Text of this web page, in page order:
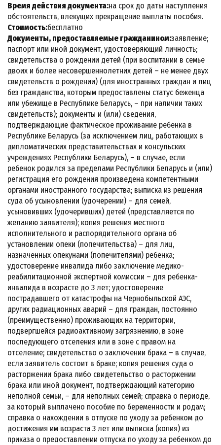
Время действия документа:на срок до даты наступления
обстоятельств, влекущих прекращение выплаты пособия.
Стоимость:бесплатно
Документы, предоставляемые гражданином:заявление;
паспорт или иной документ, удостоверяющий личность;
свидетельства о рождении детей (при воспитании в семье
двоих и более несовершеннолетних детей – не менее двух
свидетельств о рождении) (для иностранных граждан и лиц
без гражданства, которым предоставлены статус беженца
или убежище в Республике Беларусь, – при наличии таких
свидетельств); документы и (или) сведения,
подтверждающие фактическое проживание ребенка в
Республике Беларусь (за исключением лиц, работающих в
дипломатических представительствах и консульских
учреждениях Республики Беларусь), – в случае, если
ребенок родился за пределами Республики Беларусь и (или)
регистрация его рождения произведена компетентными
органами иностранного государства; выписка из решения
суда об усыновлении (удочерении) – для семей,
усыновивших (удочеривших) детей (представляется по
желанию заявителя); копия решения местного
исполнительного и распорядительного органа об
установлении опеки (попечительства) – для лиц,
назначенных опекунами (попечителями) ребенка;
удостоверение инвалида либо заключение медико-
реабилитационной экспертной комиссии – для ребенка-
инвалида в возрасте до 3 лет; удостоверение
пострадавшего от катастрофы на Чернобыльской АЭС,
других радиационных аварий – для граждан, постоянно
(преимущественно) проживающих на территории,
подвергшейся радиоактивному загрязнению, в зоне
последующего отселения или в зоне с правом на
отселение; свидетельство о заключении брака – в случае,
если заявитель состоит в браке; копия решения суда о
расторжении брака либо свидетельство о расторжении
брака или иной документ, подтверждающий категорию
неполной семьи, – для неполных семей; справка о периоде,
за который выплачено пособие по беременности и родам;
справка о нахождении в отпуске по уходу за ребенком до
достижения им возраста 3 лет или выписка (копия) из
приказа о предоставлении отпуска по уходу за ребенком до